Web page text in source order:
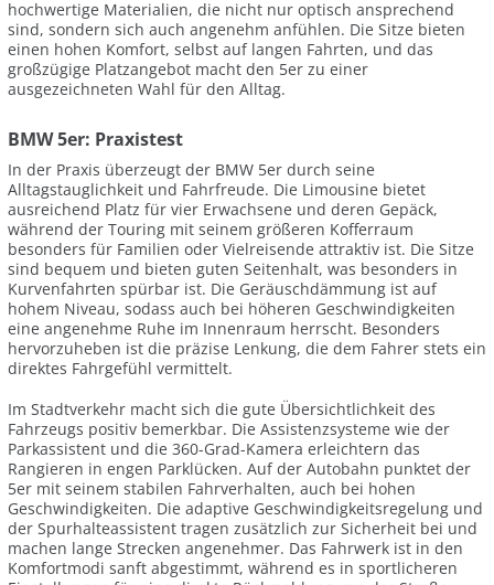
hochwertige Materialien, die nicht nur optisch ansprechend
sind, sondern sich auch angenehm anfühlen. Die Sitze bieten
einen hohen Komfort, selbst auf langen Fahrten, und das
großzügige Platzangebot macht den 5er zu einer
ausgezeichneten Wahl für den Alltag.
BMW 5er: Praxistest
In der Praxis überzeugt der BMW 5er durch seine
Alltagstauglichkeit und Fahrfreude. Die Limousine bietet
ausreichend Platz für vier Erwachsene und deren Gepäck,
während der Touring mit seinem größeren Kofferraum
besonders für Familien oder Vielreisende attraktiv ist. Die Sitze
sind bequem und bieten guten Seitenhalt, was besonders in
Kurvenfahrten spürbar ist. Die Geräuschdämmung ist auf
hohem Niveau, sodass auch bei höheren Geschwindigkeiten
eine angenehme Ruhe im Innenraum herrscht. Besonders
hervorzuheben ist die präzise Lenkung, die dem Fahrer stets ein
direktes Fahrgefühl vermittelt.
Im Stadtverkehr macht sich die gute Übersichtlichkeit des
Fahrzeugs positiv bemerkbar. Die Assistenzsysteme wie der
Parkassistent und die 360-Grad-Kamera erleichtern das
Rangieren in engen Parklücken. Auf der Autobahn punktet der
5er mit seinem stabilen Fahrverhalten, auch bei hohen
Geschwindigkeiten. Die adaptive Geschwindigkeitsregelung und
der Spurhalteassistent tragen zusätzlich zur Sicherheit bei und
machen lange Strecken angenehmer. Das Fahrwerk ist in den
Komfortmodi sanft abgestimmt, während es in sportlicheren